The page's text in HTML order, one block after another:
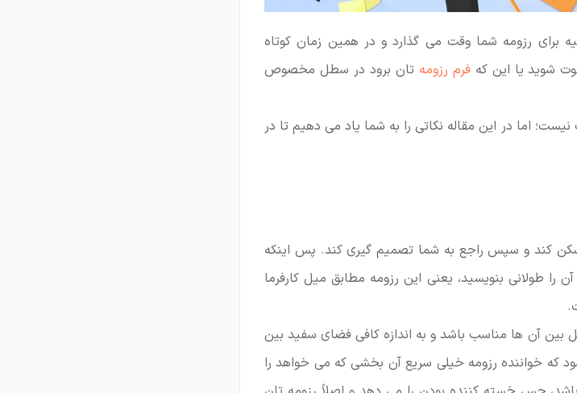
دانید یک مدیر به طور میانگین 7 ثانیه برای رزومه شما وقت می گذارد و در همین زمان کوتاه
شوید یا این کهفرم رزومه تان برود در سطل مخصوص
اما در این مقاله نکاتی را به شما یاد می دهیم تا در
کند و سپس راجع به شما تصمیم گیری کند. پس اینکه
را طولانی بنویسید، یعنی این رزومه مطابق میل کارفرما
آن ها مناسب باشد و به اندازه کافی فضای سفید بین
خواننده رزومه خیلی سریع آن بخشی که می خواهد را